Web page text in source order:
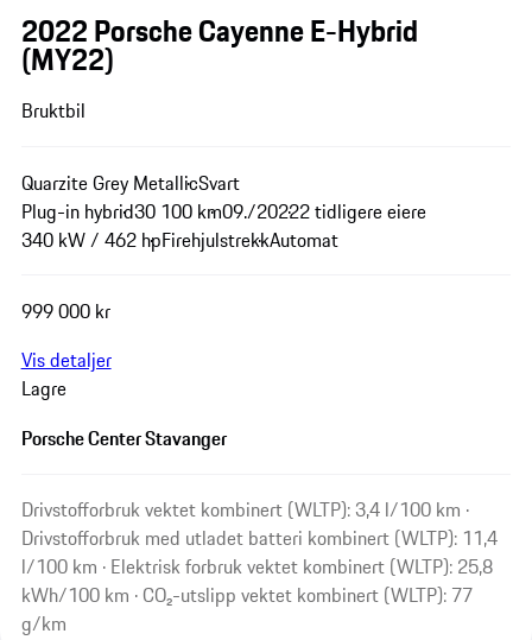
2022 Porsche Cayenne E-Hybrid
(MY22)
Bruktbil
Quarzite Grey MetallicSvart
Plug-in hybrid30 100 km09./20222 tidligere eiere
340 kW / 462 hpFirehjulstrekkAutomat
999 000 kr
Vis detaljer
Lagre
Porsche Center Stavanger
Drivstofforbruk vektet kombinert (WLTP): 3,4 l/100 km ·
Drivstofforbruk med utladet batteri kombinert (WLTP): 11,4
l/100 km · Elektrisk forbruk vektet kombinert (WLTP): 25,8
kWh/100 km · CO₂-utslipp vektet kombinert (WLTP): 77
g/km